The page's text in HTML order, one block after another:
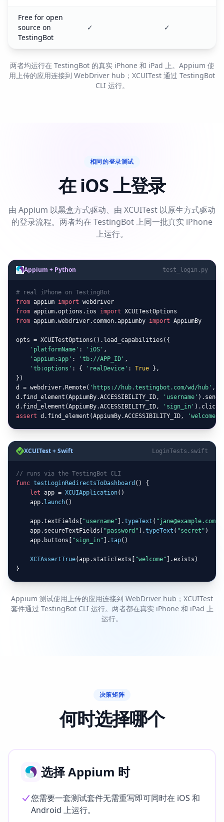
Free for open
source on
TestingBot
✓ ✓
两者均运行在 TestingBot 的真实 iPhone 和 iPad 上。Appium 使
用上传的应用连接到 WebDriver hub；XCUITest 通过 TestingBot
CLI 运行。
相同的登录测试
在 iOS 上登录
由 Appium 以黑盒方式驱动、由 XCUITest 以原生方式驱动
的登录流程。两者均在 TestingBot 上同一批真实 iPhone
上运行。
Appium + Python test_login.py
# real iPhone on TestingBot
from appium import
from appium.options.ios import
from appium.webdriver.common.appiumby import AppiumBy
opts = XCUITestOptions().load_capabilities({
'platformName' : 'iOS' ,
'appium:app' : 'tb://APP_ID' ,
'tb:options' : { 'realDevice' : True },
})
d = webdriver.Remote( 'https://hub.testingbot.com/wd/hub' ,
d.find_element(AppiumBy.ACCESSIBILITY_ID,
'username'
d.find_element(AppiumBy.ACCESSIBILITY_ID,
'sign_in'
assert d.find_element(AppiumBy.ACCESSIBILITY_ID, 'welcome'
XCUITest + Swift LoginTests.swift
// runs via the TestingBot CLI
func testLoginRedirectsToDashboard () {
let app = XCUIApplication()
    app.
launch()
    app.textFields[
"username" ].typeText ( "jane@example.com"
    app.secureTextFields[
"password" ].typeText ( "secret" )
    app.buttons[
"sign_in" ].tap()
XCTAssertTrue(app.staticTexts[ "welcome" ].exists)
}
Appium 测试使用上传的应用连接到 WebDriver hub ；XCUITest
套件通过 TestingBot CLI 运行。两者都在真实 iPhone 和 iPad 上
运行。
决策矩阵
何时选择哪个
选择 Appium 时
您需要一套测试套件无需重写即可同时在 iOS 和
Android 上运行。